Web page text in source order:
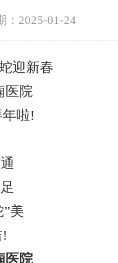
：2025-01-24
迎新春
医院
啦!
”美
!
医院